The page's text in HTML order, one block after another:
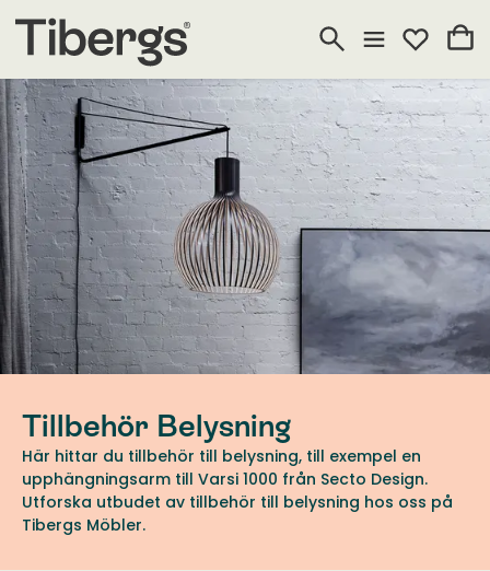
Tillbehör Belysning
Här hittar du tillbehör till belysning, till exempel en
upphängningsarm till Varsi 1000 från Secto Design.
Utforska utbudet av tillbehör till belysning hos oss på
Tibergs Möbler.